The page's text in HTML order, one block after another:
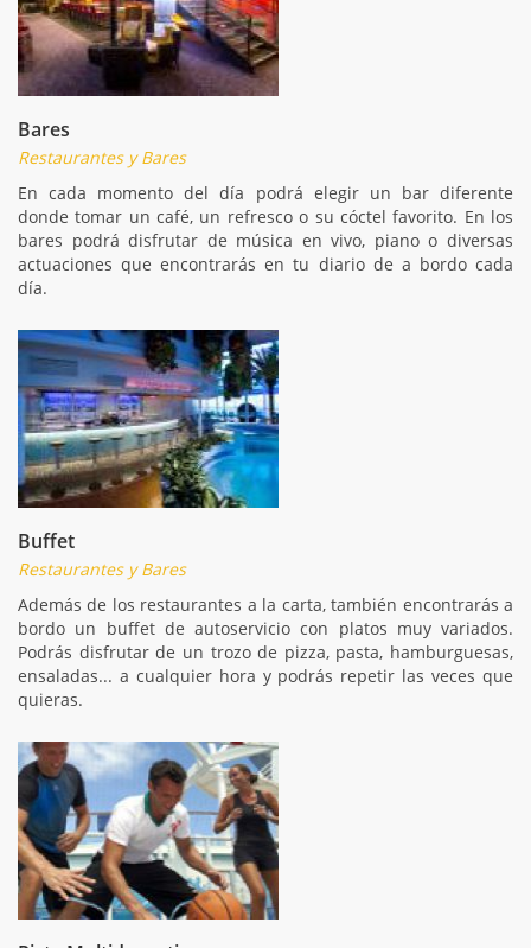
Bares
Restaurantes y Bares
En cada momento del día podrá elegir un bar diferente
donde tomar un café, un refresco o su cóctel favorito. En los
bares podrá disfrutar de música en vivo, piano o diversas
actuaciones que encontrarás en tu diario de a bordo cada
día.
Buffet
Restaurantes y Bares
Además de los restaurantes a la carta, también encontrarás a
bordo un buffet de autoservicio con platos muy variados.
Podrás disfrutar de un trozo de pizza, pasta, hamburguesas,
ensaladas... a cualquier hora y podrás repetir las veces que
quieras.